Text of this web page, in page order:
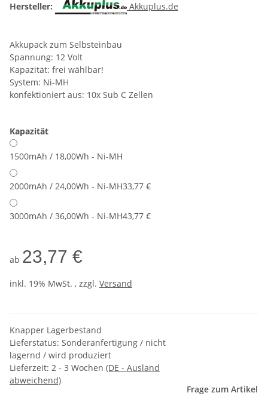
Hersteller:
Akkuplus.de
Akkupack zum Selbsteinbau
Spannung: 12 Volt
Kapazität: frei wählbar!
System: Ni-MH
konfektioniert aus: 10x Sub C Zellen
Kapazität
1500mAh / 18,00Wh - Ni-MH
2000mAh / 24,00Wh - Ni-MH33,77 €
3000mAh / 36,00Wh - Ni-MH43,77 €
ab 23,77 €
inkl. 19% MwSt. , zzgl. Versand
Knapper Lagerbestand
Lieferstatus: Sonderanfertigung / nicht
lagernd / wird produziert
Lieferzeit: 2 - 3 Wochen (DE - Ausland
abweichend)
Frage zum Artikel